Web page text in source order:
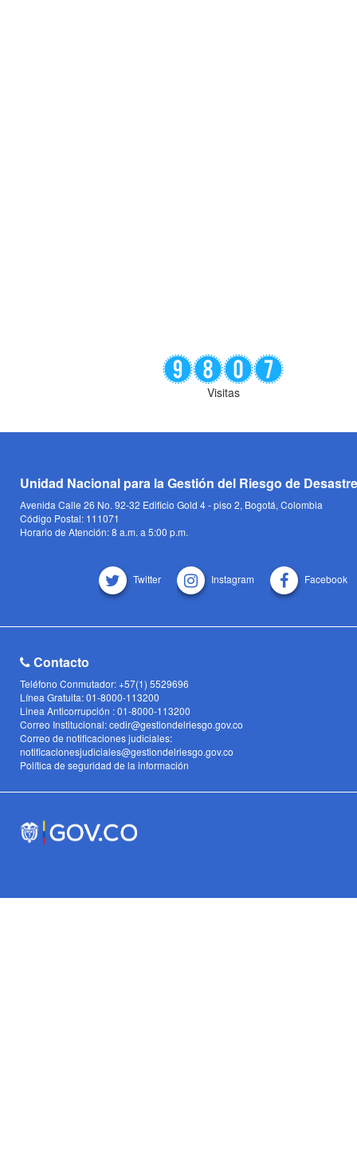
Visitas
Unidad Nacional para la Gestión del Riesgo de
Avenida Calle 26 No. 92-32 Edificio Gold 4 - piso 2, Bogotá, Colombia
Código Postal: 111071
Horario de Atención: 8 a.m. a 5:00 p.m.
Twitter Instagram Facebook
Contacto
Teléfono Conmutador: +57(1) 5529696
Línea Gratuita: 01-8000-113200
Linea Anticorrupción : 01-8000-113200
Correo Institucional: cedir@gestiondelriesgo.gov.co
Correo de notificaciones judiciales:
notificacionesjudiciales@gestiondelriesgo.gov.co
Política de seguridad de la información